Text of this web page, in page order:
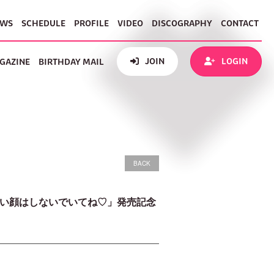
SCHEDULE PROFILE VIDEO DISCOGRAPHY CONTACT
BIRTHDAY MAIL JOIN LOGIN
BACK
顔はしないでいてね♡」発売記念